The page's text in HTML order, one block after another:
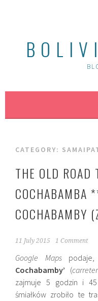
B O L I V
CATEGORY:
THE OLD ROAD
COCHABAMBA
COCHABAMBY
11 July 2015 1 Comment
Google Mapspodaje,
Cochabamby’ (
zajmuje 5 godzin i
śmiałków zrobiło te